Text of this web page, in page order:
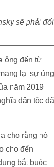
sẽ phải đối
ông đến từ
lại sự ủng
năm 2019
dân tộc đã
cho rằng nó
cho đến
bắt buộc